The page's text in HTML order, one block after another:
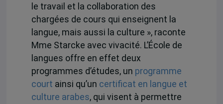
le travail et la collaboration des
chargées de cours qui enseignent la
langue, mais aussi la culture », raconte
Mme Starcke avec vivacité. L’École de
langues offre en effet deux
programmes d’études, un programme
court ainsi qu’un certificat en langue et
culture arabes, qui visent à permettre